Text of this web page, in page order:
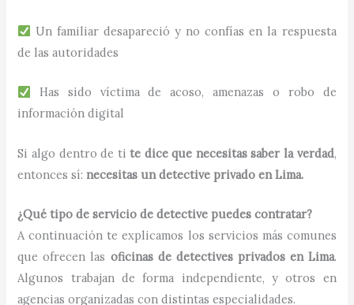
Un familiar desapareció y no confías en la respuesta
de las autoridades
Has sido víctima de acoso, amenazas o robo de
información digital
Si algo dentro de tite dice que necesitas saber la verdad,
entonces sí: necesitas un detective privado en Lima.
¿Qué tipo de servicio de detective puedes contratar?
A continuación te explicamos los servicios más comunes
que ofrecen las oficinas de detectives privados en Lima.
Algunos trabajan de forma independiente, y otros en
agencias organizadas con distintas especialidades.